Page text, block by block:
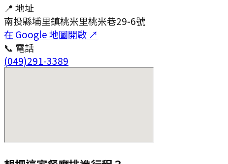
📍 地址
南投縣埔里鎮桃米里桃米巷29-6號
在 Google 地圖開啟 ↗
📞 電話
(049)291-3389